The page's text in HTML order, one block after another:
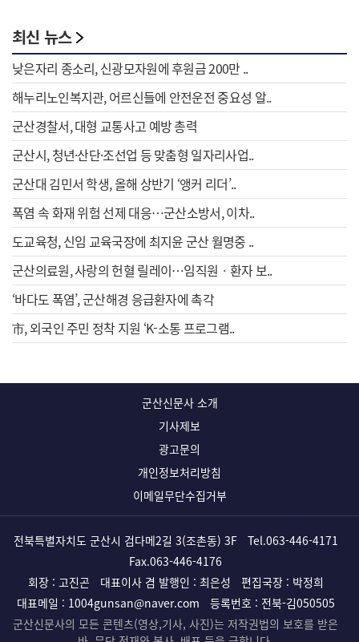
최신 뉴스
낮은자리 종소리, 신광모자원에 후원금 200만 ..
해누리노인복지관, 어르신들에 안전운전 중요성 알..
군산경찰서, 대형 교통사고 예방 총력
군산시, 청년·산단·조선업 등 맞춤형 일자리사업..
군산대 김민서 학생, 올해 상반기 ‘앵커 리더’..
폭염 속 화재 위험 선제 대응…군산소방서, 이차..
도교육청, 신임 교육국장에 최지윤 군산 월명중 ..
군산의료원, 사랑의 헌혈 릴레이…임직원ㆍ환자 보..
‘바다도 폭염’, 군산해경 응급환자에 촉각
市, 외국인 주민 정착 지원 ‘K-소통 프로그램..
군산신문사 소개
기사제보
광고문의
개인정보처리방침
이메일무단수집거부
전북특별자치도 군산시 검다메2길 3(조촌동) 3F Tel.063-446-4171
Fax.063-446-4176
회장 : 고진곤
대표이사 겸 발행인 : 최은성
편집국장 : 박정희
대표메일 : 1004gunsan@naver.com
등록번호 : 전북-김050505
군산신문사의 모든 콘텐츠(영상,기사, 사진)는 저작권법의 보호를 받은